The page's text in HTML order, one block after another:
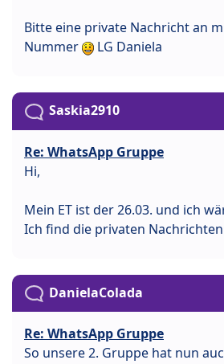
Bitte eine private Nachricht an
Nummer
LG Daniela
Saskia2910
Re: WhatsApp Gruppe
Hi,
Mein ET ist der 26.03. und ich
Ich find die privaten
DanielaColada
Re: WhatsApp Gruppe
So unsere 2. Gruppe hat nun